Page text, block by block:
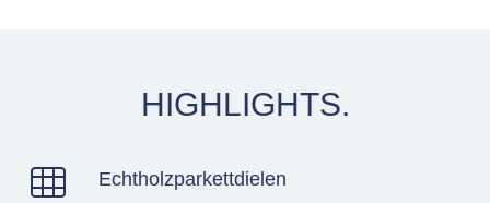
HIGHLIGHTS.
Echtholzparkettdielen